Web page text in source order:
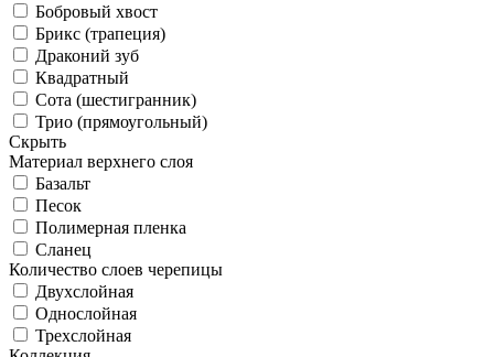
Бобровый хвост
Брикс (трапеция)
Драконий зуб
Квадратный
Сота (шестигранник)
Трио (прямоугольный)
Скрыть
Материал верхнего слоя
Базальт
Песок
Полимерная пленка
Сланец
Количество слоев черепицы
Двухслойная
Однослойная
Трехслойная